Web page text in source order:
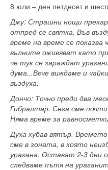
8 юли – ден петдесет и
Джу: Страшни нощи
отпред се святка. Във
време на време се
вълните оживяват като
че тук се зараждат
дума...Вече виждаме и
въздуха.
Дончо: Точно преди два
Гибралтар. Сега сме
Няма време за
Духа хубав вятър.
сме в зоната, в която
урагана. Остават 2-3 дни
следваме пътя на